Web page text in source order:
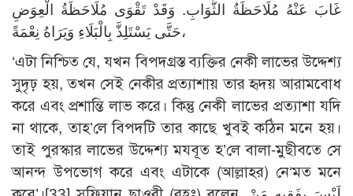
غَابَ عَنْهُ مُلَاحَظَةُ الثَّوَابِ. وَقَدْ تَقْوَى مُلَاحَظَةُ الْعِوَضِ
حَتَّى يَسْتَلِذَّ بِالْبَلَاءِ وَيَرَاهُ نِعْمَةً،
‘এটা নিশ্চিত যে, যখন বিপদগ্রস্ত ব্যক্তির নেকী লাভের উদ্দেশ্য
সুদৃঢ় হয়, তখন সেই নেকীর প্রত্যাশায় তার হৃদয় আরামবোধ
করে এবং প্রশান্তি লাভ করে। কিন্তু নেকী লাভের প্রত্যাশা যদি
না থাকে, তাহ’লে বিপদটি তার কাছে খুবই কঠিন মনে হয়।
তাই পুরস্কার লাভের উদ্দেশ্য মযবূত হ’লে বালা-মুছীবতে সে
আনন্দ উপভোগ করে এবং এটাকে (আল্লাহর) নে‘মত মনে